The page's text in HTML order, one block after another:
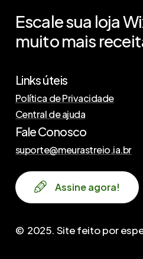
Escalesua loja
muitomais
Links úteis
Política de Privacidade
Central de ajuda
Fale Conosco
suporte@meurastreio.ia.br
Assineagora!
© 2025. Site feito por